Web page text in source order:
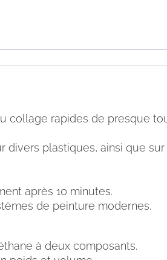
collage rapides de presque
divers plastiques, ainsi que
après 10 minutes.
de peinture modernes.
à deux composants.